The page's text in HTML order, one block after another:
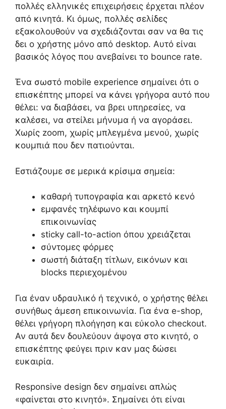
πολλές ελληνικές επιχειρήσεις έρχεται πλέον
από κινητά. Κι όμως, πολλές σελίδες
εξακολουθούν να σχεδιάζονται σαν να θα τις
δει ο χρήστης μόνο από desktop. Αυτό είναι
βασικός λόγος που ανεβαίνει το bounce rate.
Ένα σωστό mobile experience σημαίνει ότι ο
επισκέπτης μπορεί να κάνει γρήγορα αυτό που
θέλει: να διαβάσει, να βρει υπηρεσίες, να
καλέσει, να στείλει μήνυμα ή να αγοράσει.
Χωρίς zoom, χωρίς μπλεγμένα μενού, χωρίς
κουμπιά που δεν πατιούνται.
Εστιάζουμε σε μερικά κρίσιμα σημεία:
καθαρή τυπογραφία και αρκετό κενό
εμφανές τηλέφωνο και κουμπί
επικοινωνίας
sticky call-to-action όπου χρειάζεται
σύντομες φόρμες
σωστή διάταξη τίτλων, εικόνων και
blocks περιεχομένου
Για έναν υδραυλικό ή τεχνικό, ο χρήστης θέλει
συνήθως άμεση επικοινωνία. Για ένα e-shop,
θέλει γρήγορη πλοήγηση και εύκολο checkout.
Αν αυτά δεν δουλεύουν άψογα στο κινητό, ο
επισκέπτης φεύγει πριν καν μας δώσει
ευκαιρία.
Responsive design δεν σημαίνει απλώς
«φαίνεται στο κινητό». Σημαίνει ότι είναι